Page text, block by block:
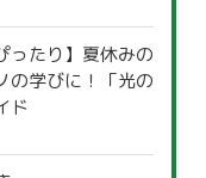
ったり】夏休みの
の学びに！「光の
ド